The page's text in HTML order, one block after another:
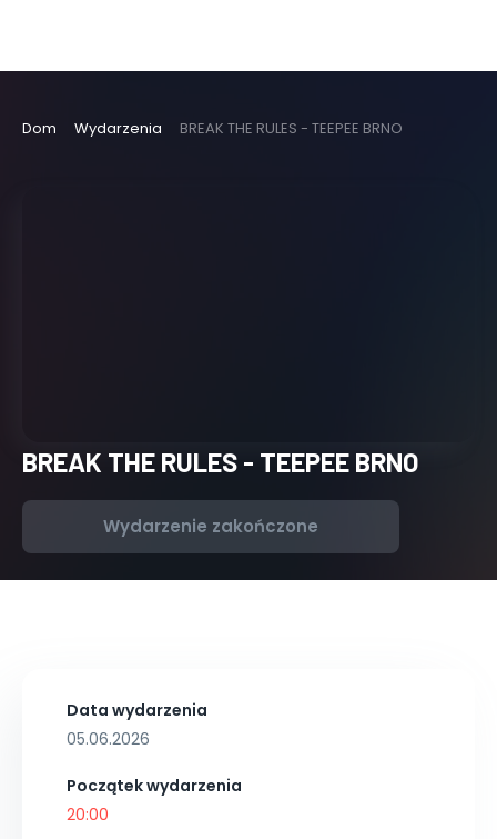
Dom Wydarzenia BREAK THE RULES - TEEPEE BRNO
BREAK THE RULES - TEEPEE BRNO
Wydarzenie zakończone
Data wydarzenia
05.06.2026
Początek wydarzenia
20:00